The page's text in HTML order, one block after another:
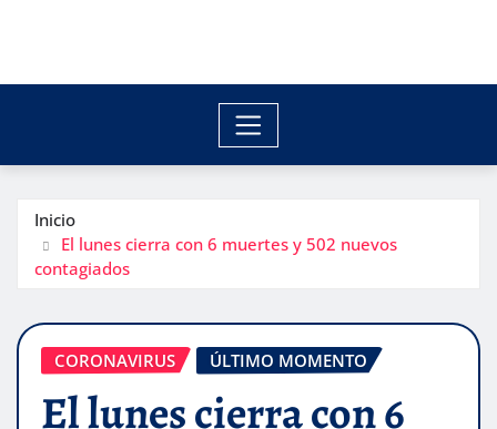
Inicio
El lunes cierra con 6 muertes y 502 nuevos
contagiados
CORONAVIRUS ÚLTIMO MOMENTO
El lunes cierra con 6